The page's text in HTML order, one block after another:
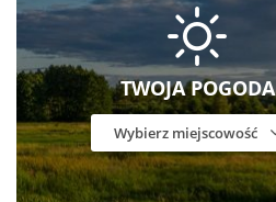
TWOJA POGODA
Wybierz miejscowość